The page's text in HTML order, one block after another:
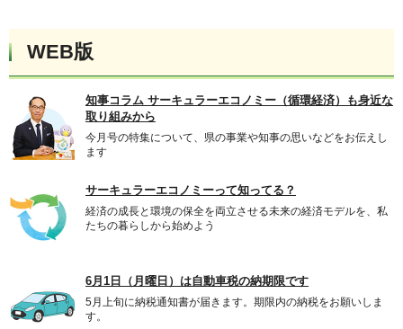
WEB版
知事コラム サーキュラーエコノミー（循環経済）も身近な
取り組みから
今月号の特集について、県の事業や知事の思いなどをお伝えし
ます
サーキュラーエコノミーって知ってる？
経済の成長と環境の保全を両立させる未来の経済モデルを、私
たちの暮らしから始めよう
6月1日（月曜日）は自動車税の納期限です
5月上旬に納税通知書が届きます。期限内の納税をお願いしま
す。